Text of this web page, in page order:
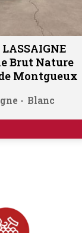
au panier
LASSAIGNE
Brut Nature
Montgueux
Blanc